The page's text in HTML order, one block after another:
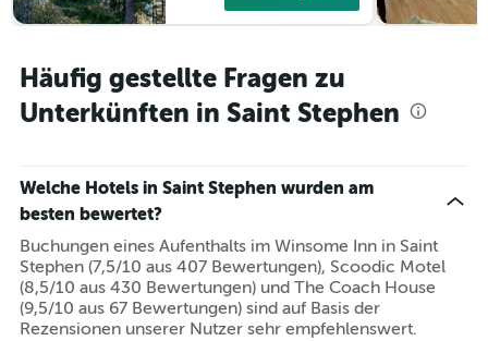
Häufig gestellte Fragen zu
Unterkünften in Saint Stephen
Welche Hotels in Saint Stephen wurden am
besten bewertet?
Buchungen eines Aufenthalts im Winsome Inn in Saint
Stephen (7,5/10 aus 407 Bewertungen), Scoodic Motel
(8,5/10 aus 430 Bewertungen) und The Coach House
(9,5/10 aus 67 Bewertungen) sind auf Basis der
Rezensionen unserer Nutzer sehr empfehlenswert.